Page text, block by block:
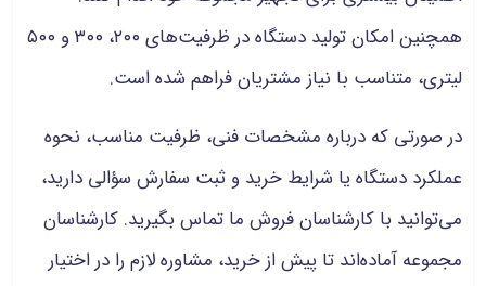
همچنین امکان تولید دستگاه در ظرفیت‌های ۲۰۰، ۳۰۰ و ۵۰۰
لیتری، متناسب با نیاز مشتریان فراهم شده است.
در صورتی که درباره مشخصات فنی، ظرفیت مناسب، نحوه
عملکرد دستگاه یا شرایط خرید و ثبت سفارش سؤالی دارید،
می‌توانید با کارشناسان فروش ما تماس بگیرید. کارشناسان
مجموعه آماده‌اند تا پیش از خرید، مشاوره لازم را در اختیار